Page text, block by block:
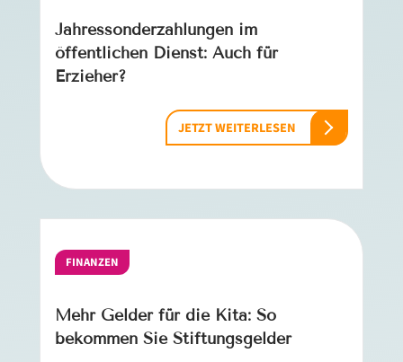
Jahressonderzahlungen im
öffentlichen Dienst: Auch für
Erzieher?
JETZT WEITERLESEN
FINANZEN
Mehr Gelder für die Kita: So
bekommen Sie Stiftungsgelder